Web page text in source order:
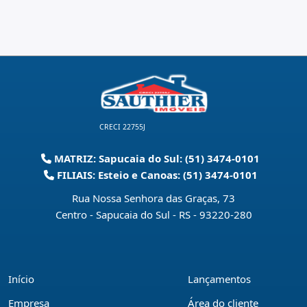
CRECI 22755J
MATRIZ: Sapucaia do Sul: (51) 3474-0101
FILIAIS: Esteio e Canoas: (51) 3474-0101
Rua Nossa Senhora das Graças, 73
Centro - Sapucaia do Sul - RS - 93220-280
Início
Empresa
Lançamentos
Área do cliente